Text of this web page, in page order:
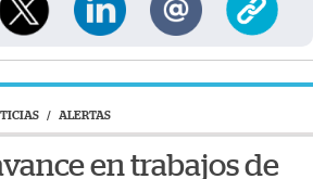
/ ALERTAS
en trabajos de